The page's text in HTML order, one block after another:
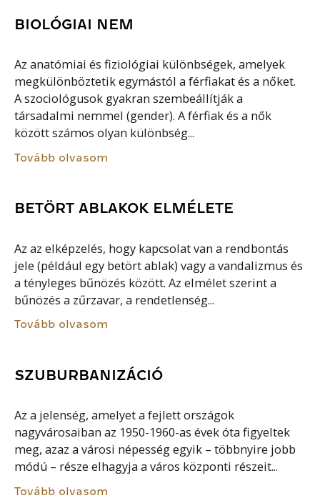
BIOLÓGIAI NEM
Az anatómiai és fiziológiai különbségek, amelyek
megkülönböztetik egymástól a férfiakat és a nőket.
A szociológusok gyakran szembeállítják a
társadalmi nemmel (gender). A férfiak és a nők
között számos olyan különbség...
Tovább olvasom
BETÖRT ABLAKOK ELMÉLETE
Az az elképzelés, hogy kapcsolat van a rendbontás
jele (például egy betört ablak) vagy a vandalizmus és
a tényleges bűnözés között. Az elmélet szerint a
bűnözés a zűrzavar, a rendetlenség...
Tovább olvasom
SZUBURBANIZÁCIÓ
Az a jelenség, amelyet a fejlett országok
nagyvárosaiban az 1950-1960-as évek óta figyeltek
meg, azaz a városi népesség egyik – többnyire jobb
módú – része elhagyja a város központi részeit...
Tovább olvasom